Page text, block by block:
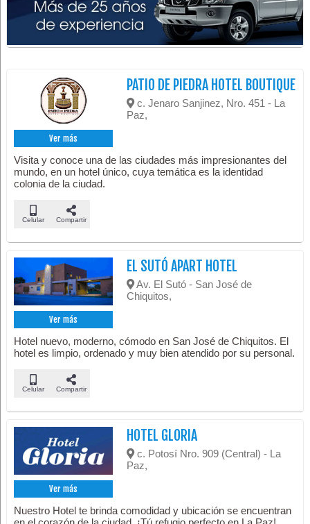
Ver más
PATIO DE PIEDRA HOTEL BOUTIQUE
c. Jenaro Sanjinez, Nro. 451 - La
Paz,
Visita y conoce una de las ciudades más impresionantes del
mundo, en un hotel único, cuya temática es la identidad
colonia de la ciudad.
Celular Compartir
Ver más
EL SUTÓ APART HOTEL
Av. El Sutó - San José de
Chiquitos,
Hotel nuevo, moderno, cómodo en San José de Chiquitos. El
hotel es limpio, ordenado y muy bien atendido por su personal.
Celular Compartir
Ver más
HOTEL GLORIA
c. Potosí Nro. 909 (Central) - La
Paz,
Nuestro Hotel te brinda comodidad y ubicación se encuentran